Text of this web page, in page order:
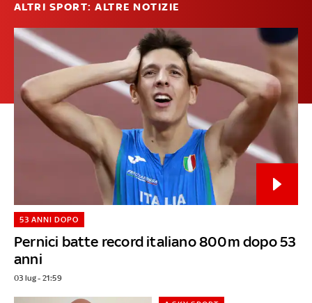
ALTRI SPORT: ALTRE NOTIZIE
Pernici batte record italiano 800m dopo 53
anni
53 ANNI DOPO
03 lug - 21:59